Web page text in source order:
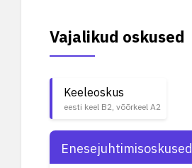
Vajalikud oskused
Keeleoskus
eesti keel B2, võõrkeel A2
Enesejuhtimisoskused